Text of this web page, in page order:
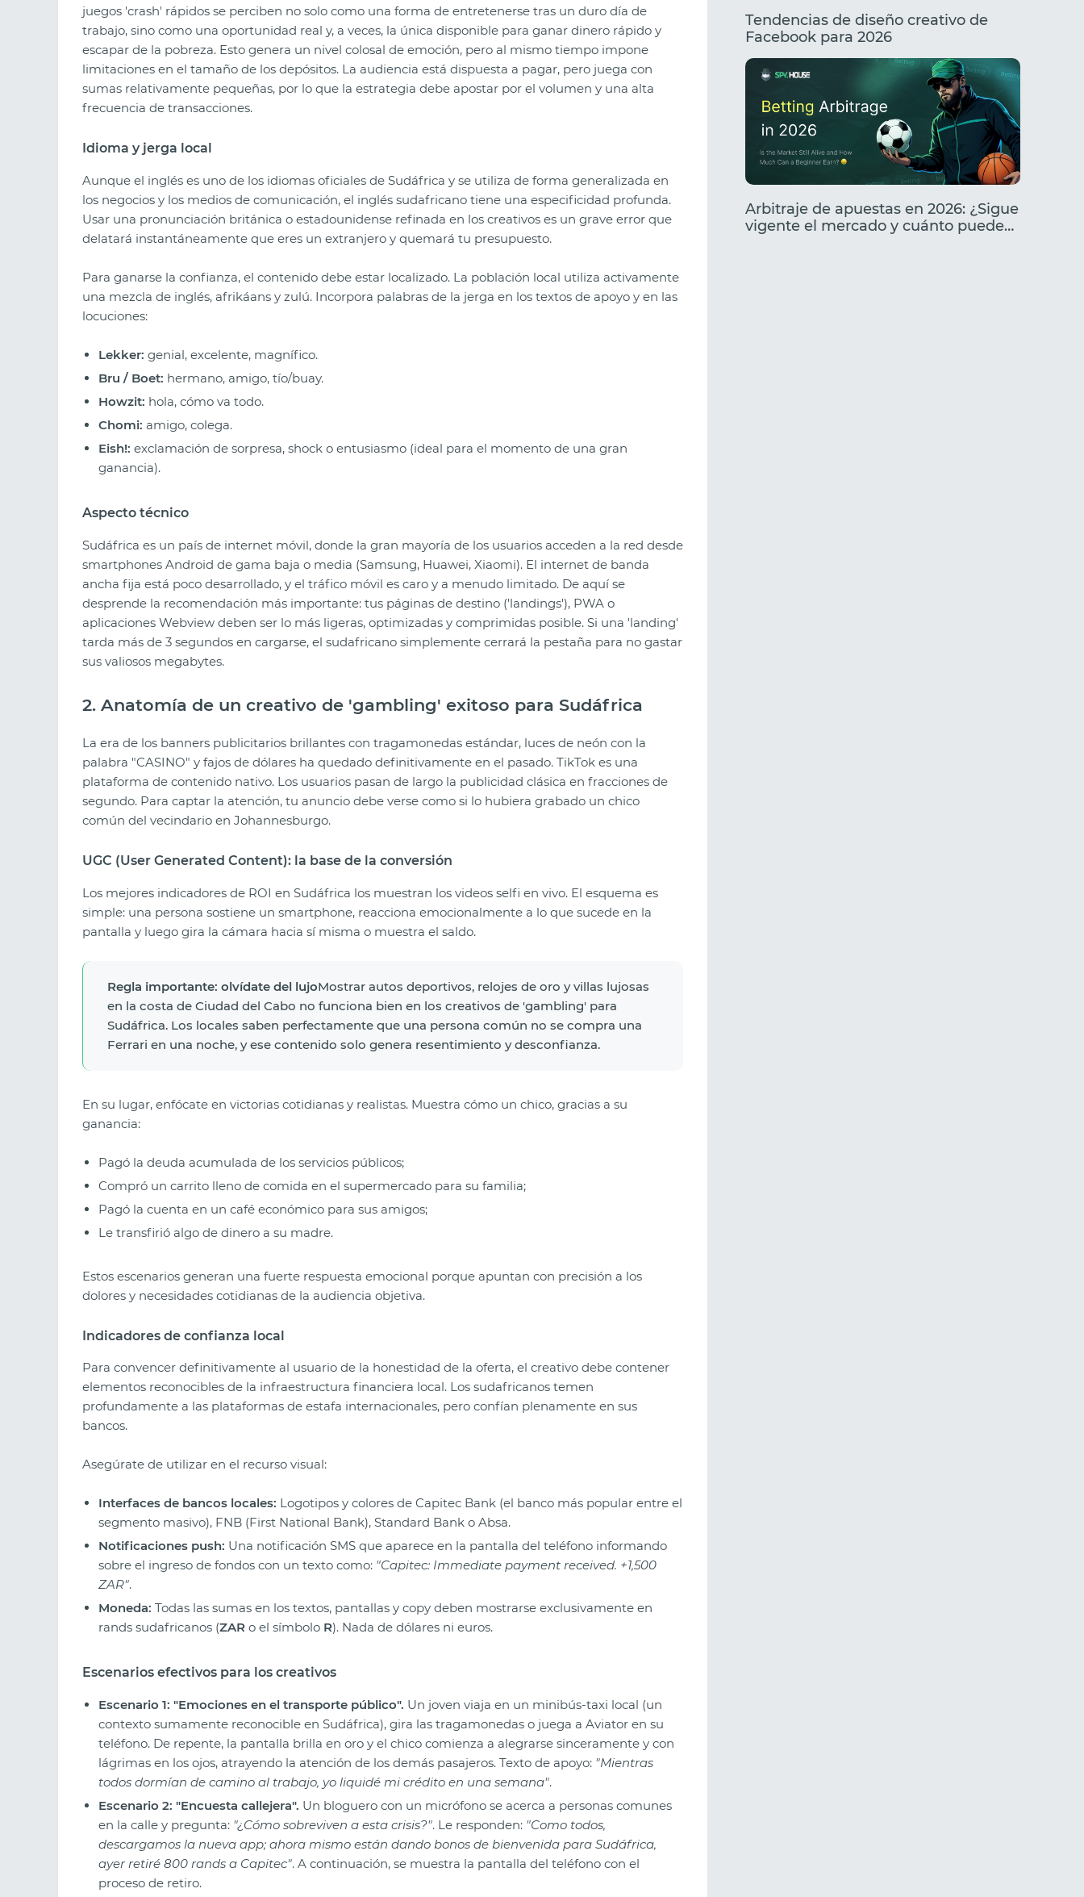
juegos 'crash' rápidos se perciben no solo como una forma de entretenerse tras un duro día de
trabajo, sino como una oportunidad real y, a veces, la única disponible para ganar dinero rápido y
escapar de la pobreza. Esto genera un nivel colosal de emoción, pero al mismo tiempo impone
limitaciones en el tamaño de los depósitos. La audiencia está dispuesta a pagar, pero juega con
sumas relativamente pequeñas, por lo que la estrategia debe apostar por el volumen y una alta
frecuencia de transacciones.
Idioma y jerga local
Aunque el inglés es uno de los idiomas oficiales de Sudáfrica y se utiliza de forma generalizada en
los negocios y los medios de comunicación, el inglés sudafricano tiene una especificidad profunda.
Usar una pronunciación británica o estadounidense refinada en los creativos es un grave error que
delatará instantáneamente que eres un extranjero y quemará tu presupuesto.
Para ganarse la confianza, el contenido debe estar localizado. La población local utiliza activamente
una mezcla de inglés, afrikáans y zulú. Incorpora palabras de la jerga en los textos de apoyo y en las
locuciones:
Lekker: genial, excelente, magnífico.
Bru / Boet: hermano, amigo, tío/buay.
Howzit: hola, cómo va todo.
Chomi: amigo, colega.
Eish!: exclamación de sorpresa, shock o entusiasmo (ideal para el momento de una gran
ganancia).
Aspecto técnico
Sudáfrica es un país de internet móvil, donde la gran mayoría de los usuarios acceden a la red desde
smartphones Android de gama baja o media (Samsung, Huawei, Xiaomi). El internet de banda
ancha fija está poco desarrollado, y el tráfico móvil es caro y a menudo limitado. De aquí se
desprende la recomendación más importante: tus páginas de destino ('landings'), PWA o
aplicaciones Webview deben ser lo más ligeras, optimizadas y comprimidas posible. Si una 'landing'
tarda más de 3 segundos en cargarse, el sudafricano simplemente cerrará la pestaña para no gastar
sus valiosos megabytes.
2. Anatomía de un creativo de 'gambling' exitoso para Sudáfrica
La era de los banners publicitarios brillantes con tragamonedas estándar, luces de neón con la
palabra "CASINO" y fajos de dólares ha quedado definitivamente en el pasado. TikTok es una
plataforma de contenido nativo. Los usuarios pasan de largo la publicidad clásica en fracciones de
segundo. Para captar la atención, tu anuncio debe verse como si lo hubiera grabado un chico
común del vecindario en Johannesburgo.
UGC (User Generated Content): la base de la conversión
Los mejores indicadores de ROI en Sudáfrica los muestran los videos selfi en vivo. El esquema es
simple: una persona sostiene un smartphone, reacciona emocionalmente a lo que sucede en la
pantalla y luego gira la cámara hacia sí misma o muestra el saldo.
Regla importante: olvídate del lujoMostrar autos deportivos, relojes de oro y villas lujosas
en la costa de Ciudad del Cabo no funciona bien en los creativos de 'gambling' para
Sudáfrica. Los locales saben perfectamente que una persona común no se compra una
Ferrari en una noche, y ese contenido solo genera resentimiento y desconfianza.
En su lugar, enfócate en victorias cotidianas y realistas. Muestra cómo un chico, gracias a su
ganancia:
Pagó la deuda acumulada de los servicios públicos;
Compró un carrito lleno de comida en el supermercado para su familia;
Pagó la cuenta en un café económico para sus amigos;
Le transfirió algo de dinero a su madre.
Estos escenarios generan una fuerte respuesta emocional porque apuntan con precisión a los
dolores y necesidades cotidianas de la audiencia objetiva.
Indicadores de confianza local
Para convencer definitivamente al usuario de la honestidad de la oferta, el creativo debe contener
elementos reconocibles de la infraestructura financiera local. Los sudafricanos temen
profundamente a las plataformas de estafa internacionales, pero confían plenamente en sus
bancos.
Asegúrate de utilizar en el recurso visual:
Interfaces de bancos locales: Logotipos y colores de Capitec Bank (el banco más popular entre el
segmento masivo), FNB (First National Bank), Standard Bank o Absa.
Notificaciones push: Una notificación SMS que aparece en la pantalla del teléfono informando
sobre el ingreso de fondos con un texto como: "Capitec: Immediate payment received. +1,500
ZAR".
Moneda: Todas las sumas en los textos, pantallas y copy deben mostrarse exclusivamente en
rands sudafricanos (ZAR o el símbolo R). Nada de dólares ni euros.
Escenarios efectivos para los creativos
Escenario 1: "Emociones en el transporte público". Un joven viaja en un minibús-taxi local (un
contexto sumamente reconocible en Sudáfrica), gira las tragamonedas o juega a Aviator en su
teléfono. De repente, la pantalla brilla en oro y el chico comienza a alegrarse sinceramente y con
lágrimas en los ojos, atrayendo la atención de los demás pasajeros. Texto de apoyo: "Mientras
todos dormían de camino al trabajo, yo liquidé mi crédito en una semana".
Escenario 2: "Encuesta callejera". Un bloguero con un micrófono se acerca a personas comunes
en la calle y pregunta: "¿Cómo sobreviven a esta crisis?". Le responden: "Como todos,
descargamos la nueva app; ahora mismo están dando bonos de bienvenida para Sudáfrica,
ayer retiré 800 rands a Capitec". A continuación, se muestra la pantalla del teléfono con el
proceso de retiro.
Los mejores sorteos creativos de
2026: qué funciona ahora
Tendencias de diseño creativo de
Facebook para 2026
Arbitraje de apuestas en 2026: ¿Sigue
vigente el mercado y cuánto puede